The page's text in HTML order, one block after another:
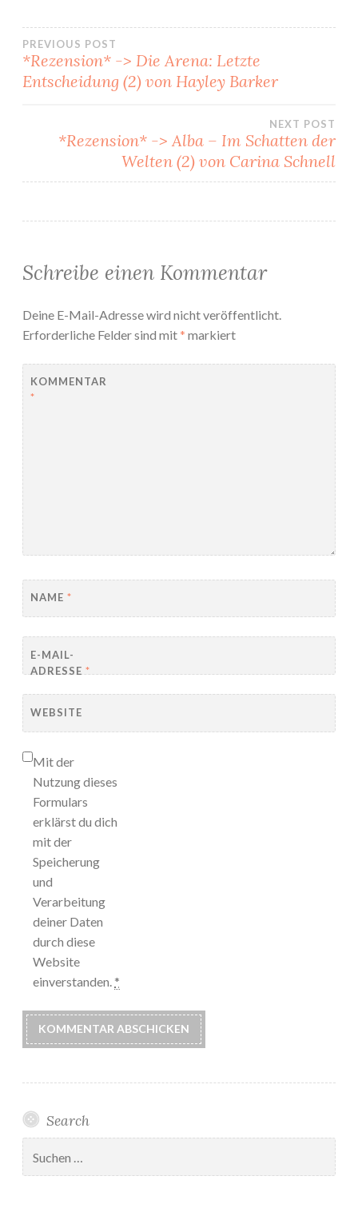
Beitragsnavigation
PREVIOUS POST
*Rezension* -> Die Arena: Letzte
Entscheidung (2) von Hayley Barker
NEXT POST
*Rezension* -> Alba – Im Schatten der
Welten (2) von Carina Schnell
Schreibe einen Kommentar
Deine E-Mail-Adresse wird nicht veröffentlicht.
Erforderliche Felder sind mit* markiert
KOMMENTAR
*
NAME *
E-MAIL-
ADRESSE *
WEBSITE
Mit der
Nutzung dieses
Formulars
erklärst du dich
mit der
Speicherung
und
Verarbeitung
deiner Daten
durch diese
Website
einverstanden. *
Search
nach: